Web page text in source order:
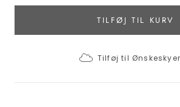
TILFØJ TIL KURV
Tilføj til